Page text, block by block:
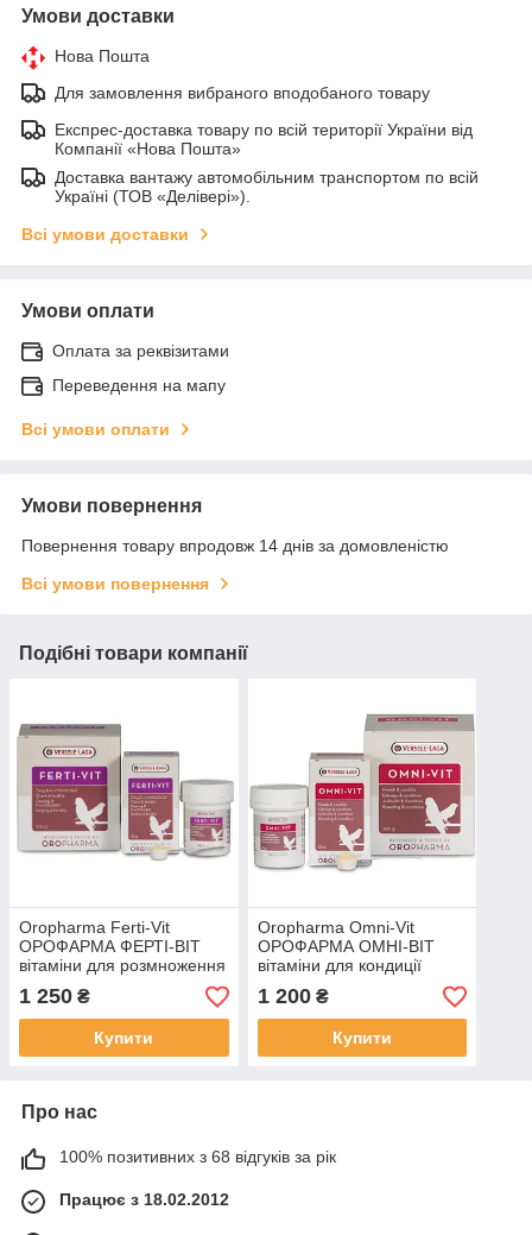
Умови доставки
Нова Пошта
Для замовлення вибраного вподобаного товару
Експрес-доставка товару по всій території України від
Компанії «Нова Пошта»
Доставка вантажу автомобільним транспортом по всій
Україні (ТОВ «Делівері»).
Всі умови доставки
Умови оплати
Оплата за реквізитами
Переведення на мапу
Всі умови оплати
Умови повернення
Повернення товару впродовж 14 днів за домовленістю
Всі умови повернення
Подібні товари компанії
Oropharma Ferti-Vit
ОРОФАРМА ФЕРТІ-ВІТ
вітаміни для розмноження
птахів 200g
1 250 ₴
Купити
Oropharma Omni-Vit
ОРОФАРМА ОМНІ-ВІТ
вітаміни для кондиції
птахів
1 200₴
Купити
Про нас
100% позитивних з 68 відгуків за рік
Працює з 18.02.2012